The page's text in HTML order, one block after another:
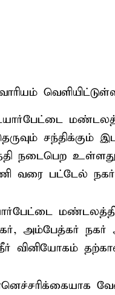
வெளியிட்டுள்ள
சந்திக்கும்
நடைபெற
வரை பட்டேல்
அம்பேத்கர் நகர்
வினியோகம்